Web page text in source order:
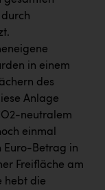
in einem
des
Anlage
neutralem
einmal
Euro-Betrag in
Freifläche am
hebt die